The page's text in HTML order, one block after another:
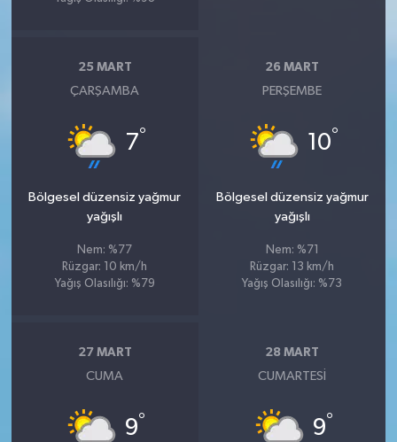
25 MART
ÇARŞAMBA
7°
Bölgesel düzensiz yağmur
yağışlı
Nem: %77
Rüzgar: 10 km/h
Yağış Olasılığı: %79
26 MART
PERŞEMBE
10°
Bölgesel düzensiz yağmur
yağışlı
Nem: %71
Rüzgar: 13 km/h
Yağış Olasılığı: %73
27 MART
CUMA
9°
28 MART
CUMARTESI
9°